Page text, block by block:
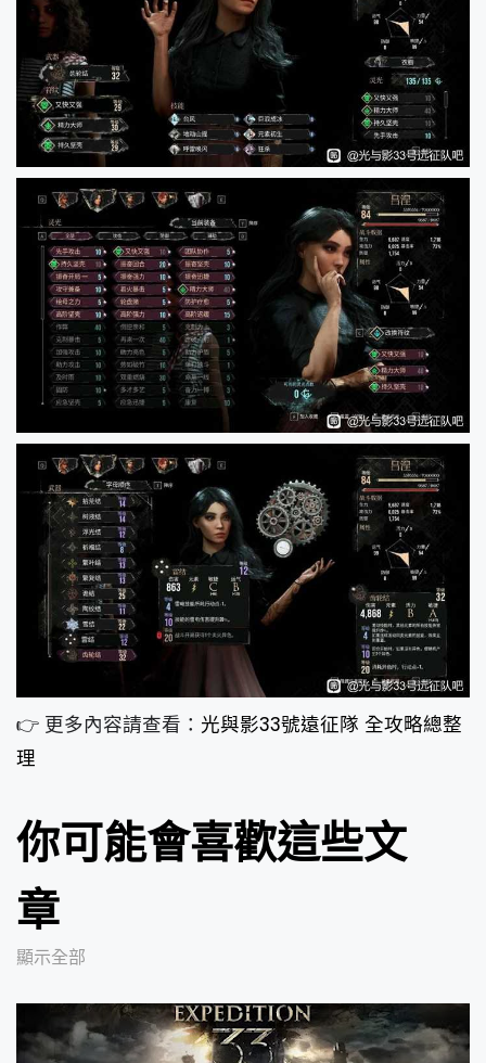
👉 更多內容請查看： 光與影33號遠征隊 全攻略總整
理
你可能會喜歡這些文
章
顯示全部